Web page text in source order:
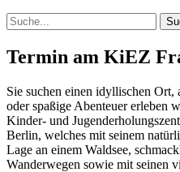
Suche
Termin am KiEZ
Sie suchen einen idyllischen Ort,
oder spaßige Abenteuer erleben
Kinder- und
Berlin, welches mit seinem
Lage an einem Waldsee,
Wanderwegen sowie mit seinen